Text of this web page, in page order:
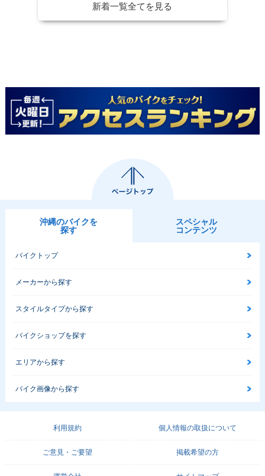
新着一覧全てを見る
沖縄のバイクを
探す
スペシャル
コンテンツ
バイクトップ
メーカーから探す
スタイルタイプから探す
バイクショップを探す
エリアから探す
バイク画像から探す
利用規約 個人情報の取扱について
ご意見・ご要望 掲載希望の方